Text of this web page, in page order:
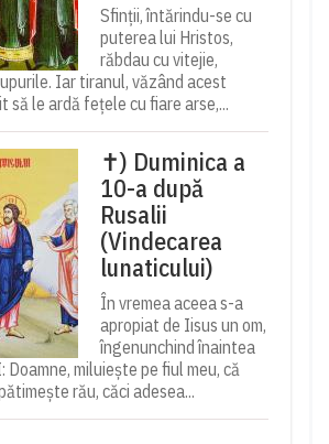
Sfinții, întărindu-se cu
puterea lui Hristos,
răbdau cu vitejie,
Iar tiranul, văzând acest
să le ardă fețele cu fiare arse,...
✝) Duminica a
10-a după
Rusalii
(Vindecarea
lunaticului)
În vremea aceea s-a
apropiat de Iisus un om,
îngenunchind înaintea
Doamne, miluiește pe fiul meu, că
rău, căci adesea...